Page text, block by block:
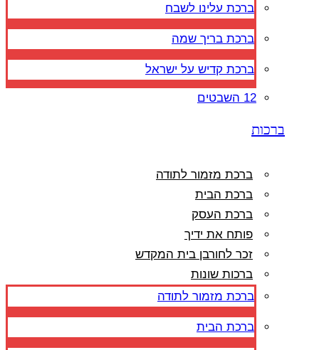
ברכת עלינו לשבח
ברכת בריך שמה
ברכת קדיש על ישראל
12 השבטים
ברכות
ברכת מזמור לתודה
ברכת הבית
ברכת העסק
פותח את ידיך
זכר לחורבן בית המקדש
ברכות שונות
ברכת מזמור לתודה
ברכת הבית